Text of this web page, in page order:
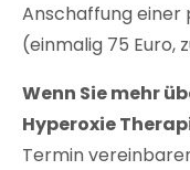
Anschaffung einer
(einmalig 75 Euro,
Wenn Sie mehr
Hyperoxie
Termin